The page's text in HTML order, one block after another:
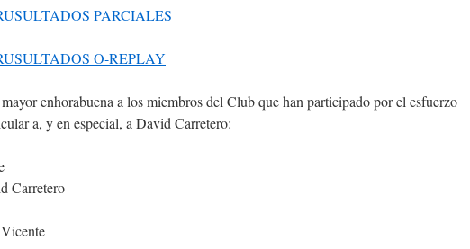
PARCIALES
O-REPLAY
enhorabuena a los miembros del Club que han participado por el esfuerzo
a, y en especial, a David Carretero: